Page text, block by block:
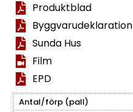
Produktblad
Byggvarudeklaration
Sunda Hus
Film
EPD
Antal/förp (pall)